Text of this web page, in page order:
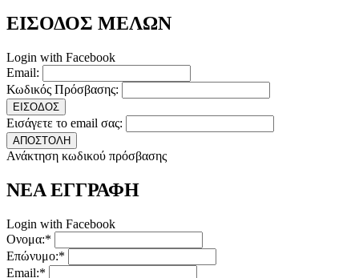
ΕΙΣΟΔΟΣ ΜΕΛΩΝ
Login with Facebook
Email:
Κωδικός Πρόσβασης:
ΕΙΣΟΔΟΣ
Εισάγετε το email σας:
ΑΠΟΣΤΟΛΗ
Ανάκτηση κωδικού πρόσβασης
ΝΕΑ ΕΓΓΡΑΦΗ
Login with Facebook
Ονομα:*
Επώνυμο:*
Email:*